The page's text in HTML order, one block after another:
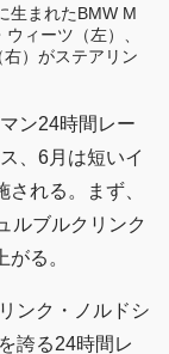
生まれたBMW M
ィーツ（左）、
）がステアリン
ン24時間レー
、6月は短いイ
れる。まず、
ルブルクリンク
る。
ンク・ノルドシ
誇る24時間レ